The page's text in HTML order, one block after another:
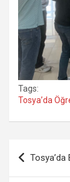
Tags:
Tosya’da
Yazı
gezinmesi
Tosya’da